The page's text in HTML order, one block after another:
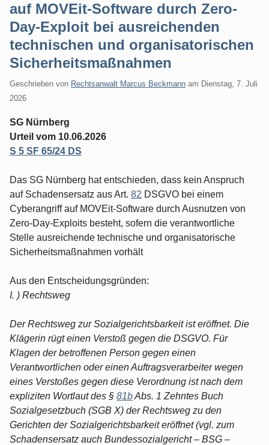
auf MOVEit-Software durch Zero-
Day-Exploit bei ausreichenden
technischen und organisatorischen
Sicherheitsmaßnahmen
Geschrieben von Rechtsanwalt Marcus Beckmann am Dienstag, 7. Juli
2026
SG Nürnberg
Urteil vom 10.06.2026
S 5 SF 65/24 DS
Das SG Nürnberg hat entschieden, dass kein Anspruch
auf Schadensersatz aus Art. 82 DSGVO bei einem
Cyberangriff auf MOVEit-Software durch Ausnutzen von
Zero-Day-Exploits besteht, sofern die verantwortliche
Stelle ausreichende technische und organisatorische
Sicherheitsmaßnahmen vorhält
Aus den Entscheidungsgründen:
I. ) Rechtsweg
Der Rechtsweg zur Sozialgerichtsbarkeit ist eröffnet. Die
Klägerin rügt einen Verstoß gegen die DSGVO. Für
Klagen der betroffenen Person gegen einen
Verantwortlichen oder einen Auftragsverarbeiter wegen
eines Verstoßes gegen diese Verordnung ist nach dem
expliziten Wortlaut des § 81bAbs. 1 Zehntes Buch
Sozialgesetzbuch (SGB X) der Rechtsweg zu den
Gerichten der Sozialgerichtsbarkeit eröffnet (vgl. zum
Schadensersatz auch Bundessozialgericht – BSG –